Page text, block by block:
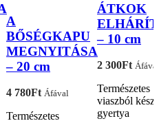
A
BŐSÉGKAPU
MEGNYITÁSA
– 20 cm
4 780Ft Áfával
Természetes
ÁTKOK
– 10 cm
2 300Ft Áfával
Természetes
viaszból
gyertya